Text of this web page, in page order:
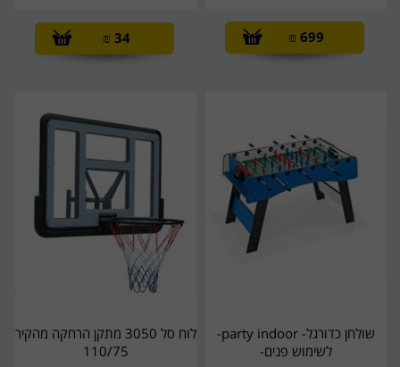
699
₪
34
₪
שולחן כדורגל- party indoor-
לשימוש פנים-
לוח סל 3050 מתקן הרחקה מהקיר
110/75